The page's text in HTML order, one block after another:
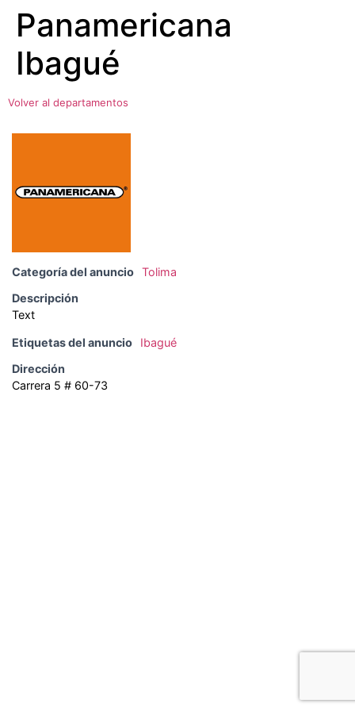
contenido
Panamericana
Ibagué
Volver al departamentos
Categoría del anuncio Tolima
Descripción
Text
Etiquetas del anuncio
Ibagué
Dirección
Carrera 5 # 60-73